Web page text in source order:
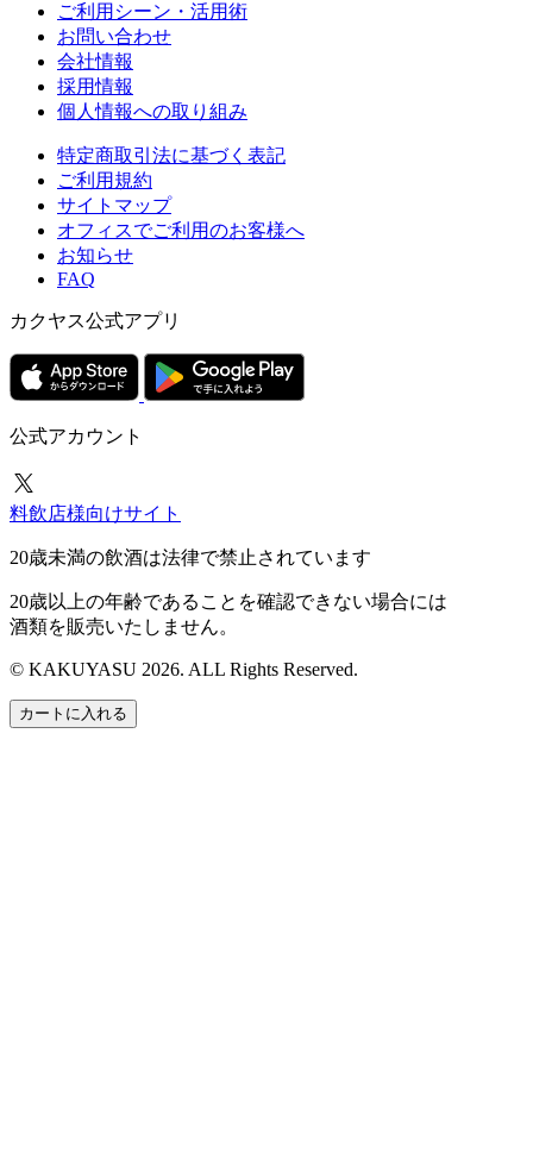
ご利用シーン・活用術
お問い合わせ
会社情報
採用情報
個人情報への取り組み
特定商取引法に基づく表記
ご利用規約
サイトマップ
オフィスでご利用のお客様へ
お知らせ
FAQ
カクヤス公式アプリ
公式アカウント
料飲店様向けサイト
20歳未満の飲酒は法律で禁止されています
20歳以上の年齢であることを確認できない場合には
酒類を販売いたしません。
© KAKUYASU 2026. ALL Rights Reserved.
カートに入れる